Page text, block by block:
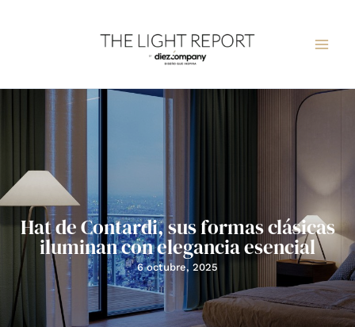
Hat de Contardi, sus formas clásicas
iluminan con elegancia esencial
6 octubre, 2025